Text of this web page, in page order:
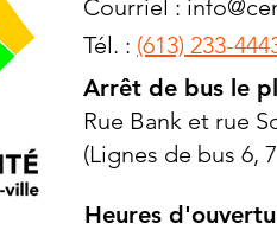
Courriel :
Tél. : (613) 233-
Arrêt de bus le
Rue Bank et rue
(Lignes de bus 6,
Heures